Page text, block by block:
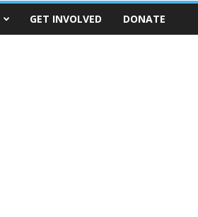
GET INVOLVED DONATE